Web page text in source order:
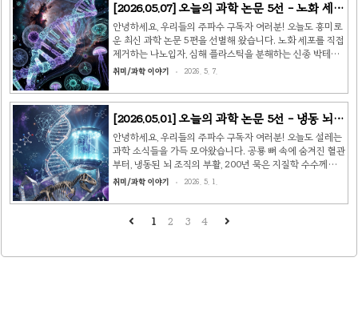
[2026.05.07] 오늘의 과학 논문 5선 - 노화 세포
제거부터 의식의 비밀까지 🔬
안녕하세요, 우리들의 주파수 구독자 여러분! 오늘도 흥미로
운 최신 과학 논문 5편을 선별해 왔습니다. 노화 세포를 직접
제거하는 나노입자, 심해 플라스틱을 분해하는 신종 박테리
아, 25년간 이어진 의식 논쟁의 새 장, 역대 가장 오래된 은하
오늘도 과학은 우리의 상상을 뛰어넘습니다. 🧬 1. 표적 세놀
출처: Nature Aging, UCSF / MIT / 성균관대학교 노화 세
포(Senescent Cell)는 분열을 멈추고도 죽지 않고 남아 주
변 조직에 염증성 물질을 분비하는 일종의 '좀비 세포'입니
다. 이 세포들이 체내에 축적되면 당뇨, 심장병, 신경퇴행성
질환 등 다양한 노화..
취미/과학 이야기 2026. 5. 7.
[2026.05.01] 오늘의 과학 논문 5선 - 냉동 뇌
부활에서 공룡 혈관까지 🔬
안녕하세요, 우리들의 주파수 구독자 여러분! 오늘도 설레는
과학 소식들을 가득 모아왔습니다. 공룡 뼈 속에 숨겨진 혈관
부터, 냉동된 뇌 조직의 부활, 200년 묵은 지질학 수수께끼
해결까지, 2026년 4~5월 Nature, Science, PNAS 등 주요
6,600만 년 전 티라노사우루스 뼈 속 혈관 발견 (Scientific
Reports) 캐나다 로열 서스캐처원 박물관이 소장한 세계 최
한 싱크로트론 X선을 활용해 화석을 손상시키지 않고 내부
취미/과학 이야기 2026. 5. 1.
1 2 3 4